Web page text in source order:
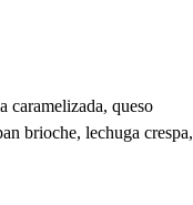
caramelizada, queso
brioche, lechuga crespa,